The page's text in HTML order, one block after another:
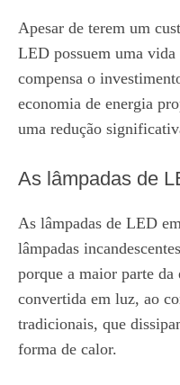
Apesar de terem um
LED possuem uma
compensa o
economia de energia
uma redução
As lâmpadas de
As lâmpadas de LED
lâmpadas
porque a maior parte da
convertida em luz, ao
tradicionais, que
forma de calor.